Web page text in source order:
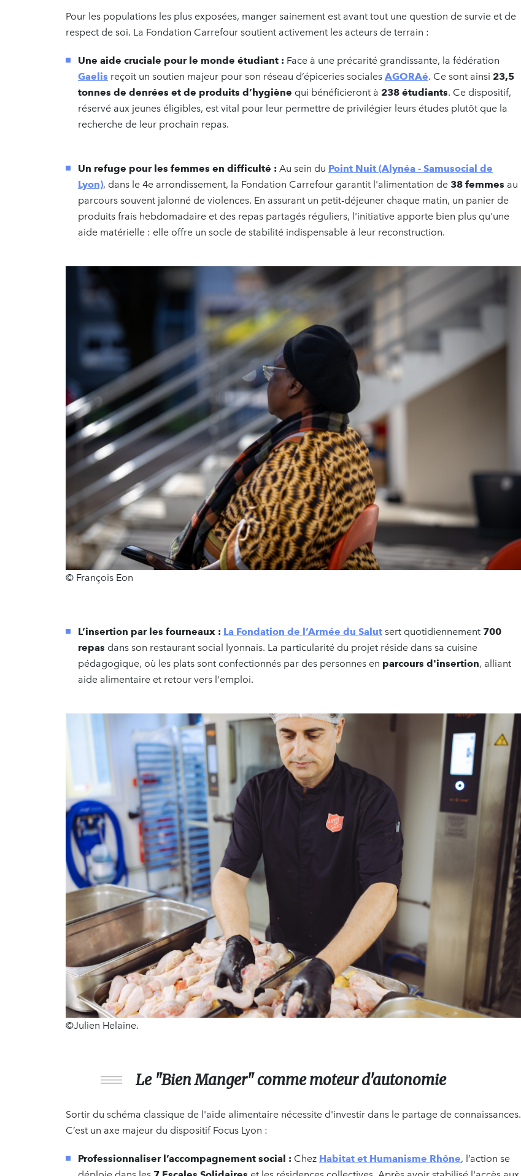
Pour les populations les plus exposées, manger sainement est avant tout une question de survie et de
respect de soi. La Fondation Carrefour soutient activement les acteurs de terrain :
Une aide cruciale pour le monde étudiant : Face à une précarité grandissante, la fédération
Gaelis reçoit un soutien majeur pour son réseau d’épiceries sociales AGORAé. Ce sont ainsi 23,5
tonnes de denrées et de produits d’hygiène qui bénéficieront à 238 étudiants. Ce dispositif,
réservé aux jeunes éligibles, est vital pour leur permettre de privilégier leurs études plutôt que la
recherche de leur prochain repas.
Un refuge pour les femmes en difficulté : Au sein du Point Nuit (Alynéa - Samusocial de
Lyon), dans le 4e arrondissement, la Fondation Carrefour garantit l'alimentation de 38 femmes au
parcours souvent jalonné de violences. En assurant un petit-déjeuner chaque matin, un panier de
produits frais hebdomadaire et des repas partagés réguliers, l'initiative apporte bien plus qu'une
aide matérielle : elle offre un socle de stabilité indispensable à leur reconstruction.
© François Eon
L’insertion par les fourneaux : La Fondation de l’Armée du Salut sert quotidiennement 700
repas dans son restaurant social lyonnais. La particularité du projet réside dans sa cuisine
pédagogique, où les plats sont confectionnés par des personnes en parcours d'insertion, alliant
aide alimentaire et retour vers l'emploi.
©Julien Helaine.
Le "Bien Manger" comme moteur d'autonomie
Sortir du schéma classique de l'aide alimentaire nécessite d'investir dans le partage de connaissances.
C’est un axe majeur du dispositif Focus Lyon :
Professionnaliser l’accompagnement social : Chez Habitat et Humanisme Rhône, l’action se